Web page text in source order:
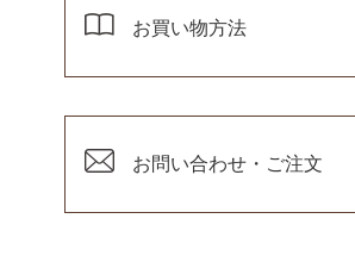
お買い物方法
お問い合わせ・ご注文